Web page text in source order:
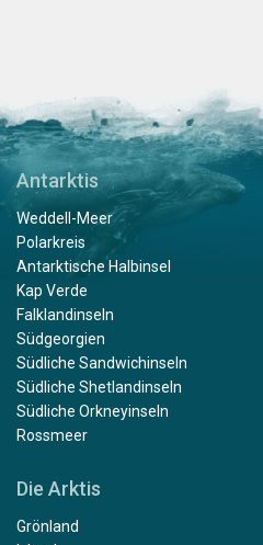
Antarktis
Weddell-Meer
Polarkreis
Antarktische Halbinsel
Kap Verde
Falklandinseln
Südgeorgien
Südliche Sandwichinseln
Südliche Shetlandinseln
Südliche Orkneyinseln
Rossmeer
Die Arktis
Grönland